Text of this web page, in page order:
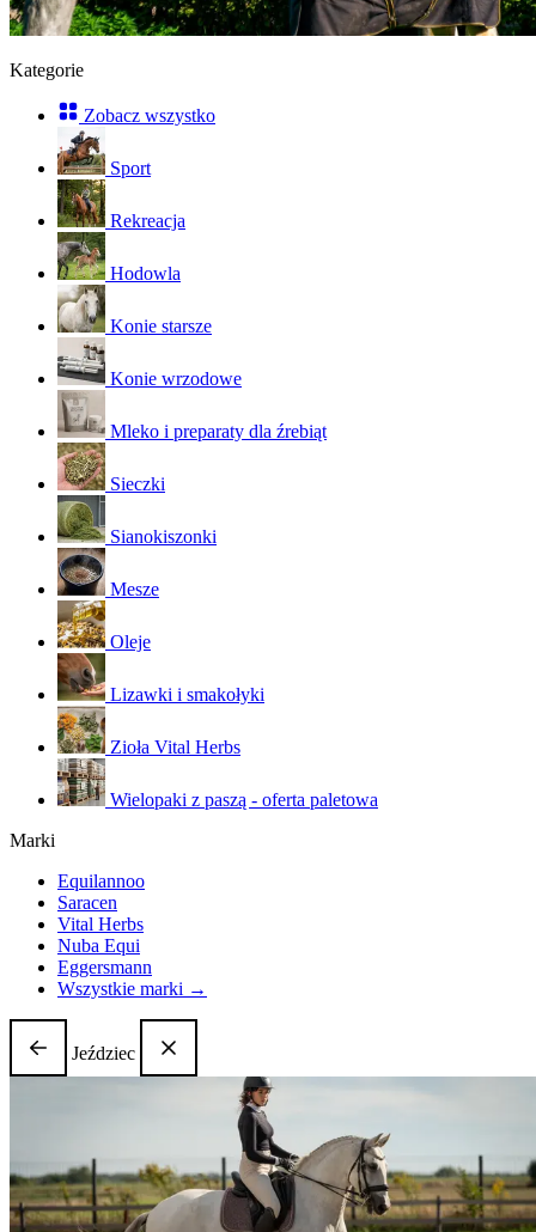
Kategorie
Zobacz wszystko
Sport
Rekreacja
Hodowla
Konie starsze
Konie wrzodowe
Mleko i preparaty dla źrebiąt
Sieczki
Sianokiszonki
Mesze
Oleje
Lizawki i smakołyki
Zioła Vital Herbs
Wielopaki z paszą - oferta paletowa
Marki
Equilannoo
Saracen
Vital Herbs
Nuba Equi
Eggersmann
Wszystkie marki →
Jeździec